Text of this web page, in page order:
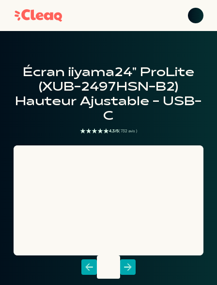
Écran iiyama 24" ProLite
(XUB-2497HSN-B2)
Hauteur Ajustable - USB-
C
4,3/5( 732 avis )